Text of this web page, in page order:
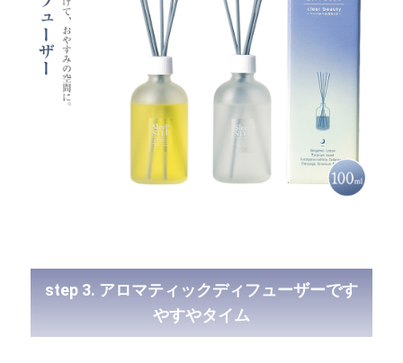
step 3. アロマティックディフューザーです
やすやタイム